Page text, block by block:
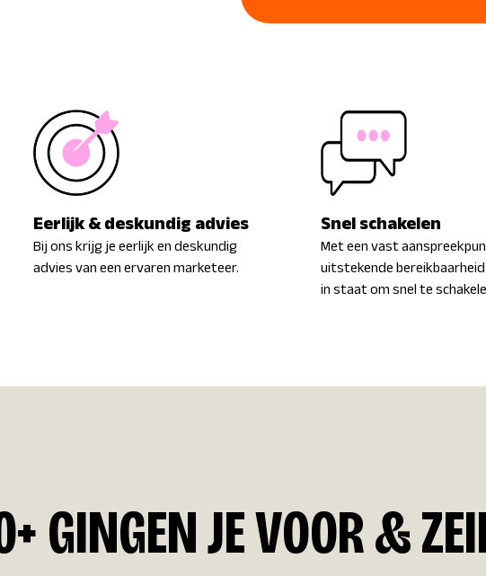
Eerlijk & deskundig advies
Bij ons krijg je eerlijk en deskundig
advies van een ervaren marketeer.
Snel schakelen
Met een vast
uitstekende
in staat om snel te
GINGEN JE VOOR &